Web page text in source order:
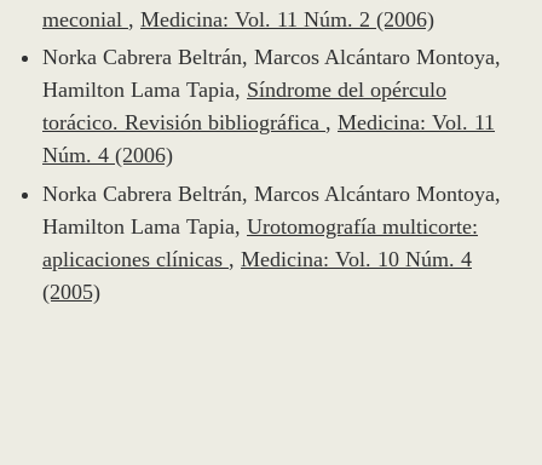
meconial , Medicina: Vol. 11 Núm. 2 (2006)
Norka Cabrera Beltrán, Marcos Alcántaro Montoya,
Hamilton Lama Tapia, Síndrome del opérculo
torácico. Revisión bibliográfica , Medicina: Vol. 11
Núm. 4 (2006)
Norka Cabrera Beltrán, Marcos Alcántaro Montoya,
Hamilton Lama Tapia, Urotomografía multicorte:
aplicaciones clínicas , Medicina: Vol. 10 Núm. 4
(2005)